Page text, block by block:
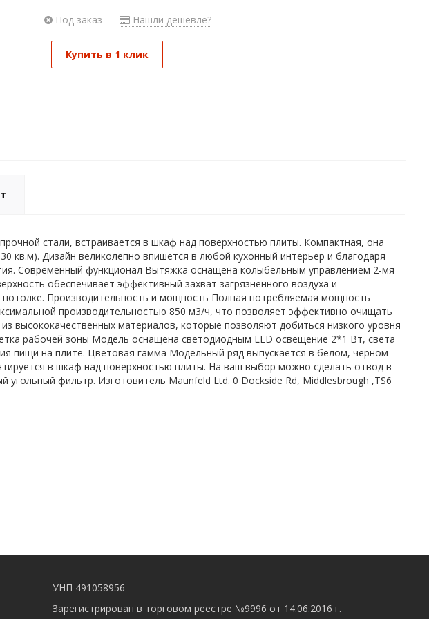
Под заказ Нашли дешевле?
Купить в 1 клик
стали, встраивается в шкаф над поверхностью плиты. Компактная, она
кв.м). Дизайн великолепно впишется в любой кухонный интерьер и благодаря
Современный функционал Вытяжка оснащена колыбельным управлением 2-мя
обеспечивает эффективный захват загрязненного воздуха и
Производительность и мощность Полная потребляемая мощность
производительностью 850 м3/ч, что позволяет эффективно очищать
высококачественных материалов, которые позволяют добиться низкого уровня
рабочей зоны Модель оснащена светодиодным LED освещение 2*1 Вт, света
пищи на плите. Цветовая гамма Модельный ряд выпускается в белом, черном
в шкаф над поверхностью плиты. На ваш выбор можно сделать отвод в
угольный фильтр. Изготовитель Maunfeld Ltd. 0 Dockside Rd, Middlesbrough ,TS6
УНП 491058956
Зарегистрирован в торговом реестре №9996 от 14.06.2016 г.